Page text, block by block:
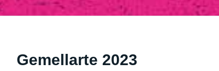
Gemellarte 2023